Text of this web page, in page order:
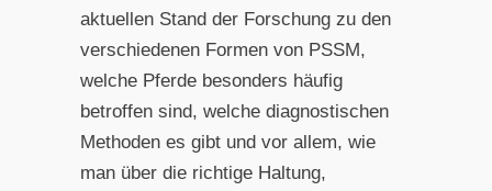
aktuellen Stand der Forschung zu den
verschiedenen Formen von PSSM,
welche Pferde besonders häufig
betroffen sind, welche diagnostischen
Methoden es gibt und vor allem, wie
man über die richtige Haltung,